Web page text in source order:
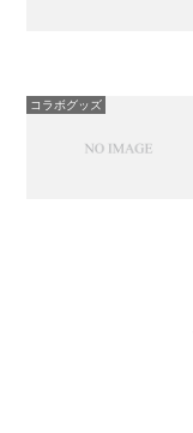
コラボグッズ